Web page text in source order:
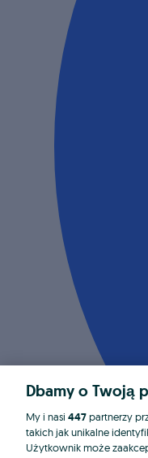
Dbamy o Twoją
My i nasi 447partnerzy
takich jak unikalne
Użytkownik może